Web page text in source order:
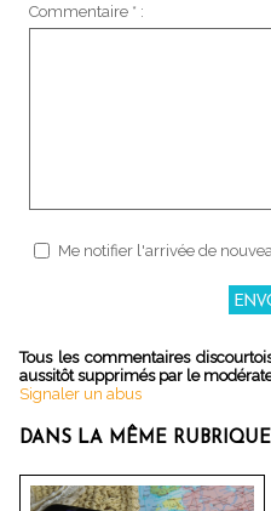
Commentaire * :
Me notifier l'arrivée de
Tous les commentaires
aussitôt supprimés par le
Signaler un abus
DANS LA MÊME